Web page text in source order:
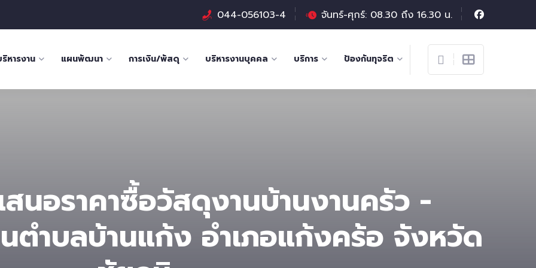
044-056103-4 จันทร์-ศุกร์: 08.30 ถึง 16.30 น.
หารงาน แผนพัฒนา การเงิน/พัสดุ บริหารงานบุคคล บริการ ป้องกันทุจริต
สนอราคาซื้อวัสดุงานบ้านงานครัว -
ตําบลบ้านแก้ง อำเภอแก้งคร้อ จังหวัด